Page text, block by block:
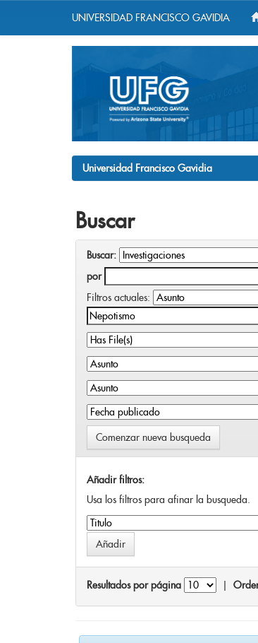
UNIVERSIDAD FRANCISCO GAVIDIA
Universidad Francisco Gavidia
Buscar
Buscar:
por
Filtros actuales:
Comenzar nueva busqueda
Añadir filtros:
Usa los filtros para afinar la busqueda.
Resultados por página